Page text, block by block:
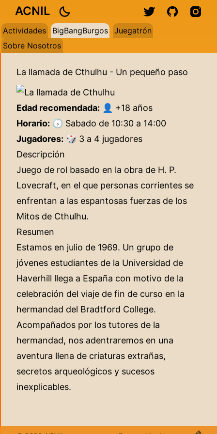
ACNIL
Actividades BigBangBurgos
Juegatrón
Sobre Nosotros
La llamada de Cthulhu - Un pequeño paso
Edad recomendada: 👤 +18 años
Horario: 🕟 Sabado de 10:30 a 14:00
Jugadores: 🎲 3 a 4 jugadores
Descripción
Juego de rol basado en la obra de H. P.
Lovecraft, en el que personas corrientes se
enfrentan a las espantosas fuerzas de los
Mitos de Cthulhu.
Resumen
Estamos en julio de 1969. Un grupo de
jóvenes estudiantes de la Universidad de
Haverhill llega a España con motivo de la
celebración del viaje de fin de curso en la
hermandad del Bradtford College.
Acompañados por los tutores de la
hermandad, nos adentraremos en una
aventura llena de criaturas extrañas,
secretos arqueológicos y sucesos
inexplicables.